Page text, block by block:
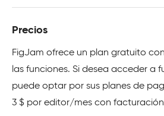
Precios
FigJam ofrece un plan gratuito
las funciones. Si desea acceder a
puede optar por sus planes de
3 $ por editor/mes con